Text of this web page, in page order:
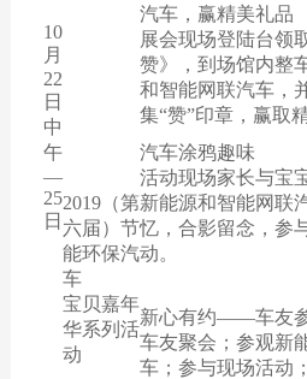
10
月
22
日
中
午
—
25
日
2019（第
六届）节
能环保汽
车
宝贝嘉年
华系列活
动
汽车，赢精美礼品
展会现场登陆台领
赞》，到场馆内整
和智能网联汽车，
集“赞”印章，赢取
汽车涂鸦趣味
活动现场家长与宝
新能源和智能网联
忆，合影留念，参
动。
新心有约——车友
车友聚会；参观新
车；参与现场活动